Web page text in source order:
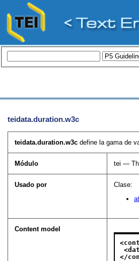
teidata.duration.w3c
teidata.duration.w3c define la gama de
Módulo tei —
Usado por
Clase:
Content model
</